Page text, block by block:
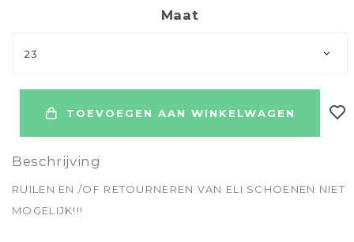
Maat
23
TOEVOEGEN AAN WINKELWAGEN
Beschrijving
RUILEN EN /OF RETOURNEREN VAN ELI SCHOENEN NIET
MOGELIJK!!!